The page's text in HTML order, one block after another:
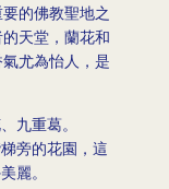
的佛教聖地之
天堂，蘭花和
尤為怡人，是
九重葛。
旁的花園，這
麗。